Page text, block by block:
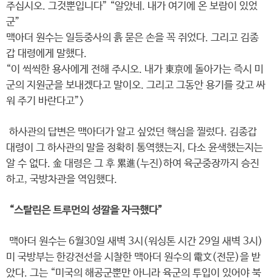
주십시오. 그것뿐입니다” “알았네. 내가 여기에 온 보람이 있었
군”
맥아더 원수는 일등중사의 흙 묻은 손을 꼭 쥐었다. 그리고 김종
갑 대령에게 말했다.
“이 씩씩한 용사에게 전해 주시오. 내가 東京에 돌아가는 즉시 미
군의 지원군을 보내겠다고 말이오. 그리고 그동안 용기를 갖고 싸
워 주기 바란다고”>
하사관의 답변은 맥아더가 알고 싶었던 핵심을 찔렀다. 김종갑
대령이 그 하사관의 말을 정확히 통역했는지, 다소 윤색했는지는
알 수 없다. 金 대령은 그 후 累進(누진)하여 육군중장까지 승진
하고, 국방차관을 역임했다.
“스탈린은 트루먼의 성깔을 자극했다”
맥아더 원수는 6월30일 새벽 3시(워싱톤 시간 29일 새벽 3시)
미 국방부는 한강전선을 시찰한 맥아더 원수의 電文(전문)을 받
았다. 그는 “미국의 해공군뿐만 아니라 육군의 투입이 있어야 북